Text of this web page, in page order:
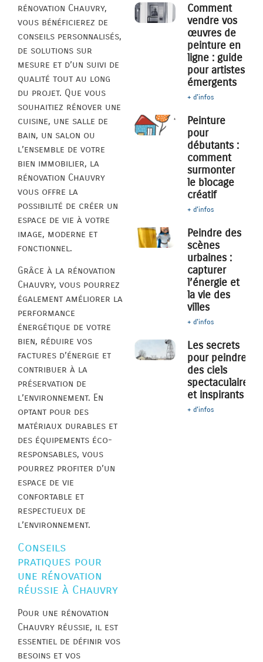
rénovation Chauvry,
vous bénéficierez de
conseils personnalisés,
de solutions sur
mesure et d’un suivi de
qualité tout au long
du projet. Que vous
souhaitiez rénover une
cuisine, une salle de
bain, un salon ou
l’ensemble de votre
bien immobilier, la
rénovation Chauvry
vous offre la
possibilité de créer un
espace de vie à votre
image, moderne et
fonctionnel.
Grâce à la rénovation
Chauvry, vous pourrez
également améliorer la
performance
énergétique de votre
bien, réduire vos
factures d’énergie et
contribuer à la
préservation de
l’environnement. En
optant pour des
matériaux durables et
des équipements éco-
responsables, vous
pourrez profiter d’un
espace de vie
confortable et
respectueux de
l’environnement.
Conseils
pratiques pour
une rénovation
réussie à Chauvry
Pour une rénovation
Chauvry réussie, il est
essentiel de définir vos
besoins et vos
Comment
vendre vos
œuvres de
peinture en
ligne : guide
pour artistes
émergents
+ d'infos
Peinture
pour
débutants :
comment
surmonter
le blocage
créatif
+ d'infos
Peindre des
scènes
urbaines :
capturer
l’énergie et
la vie des
villes
+ d'infos
Les secrets
pour peindre
des ciels
spectaculaires
et inspirants
+ d'infos